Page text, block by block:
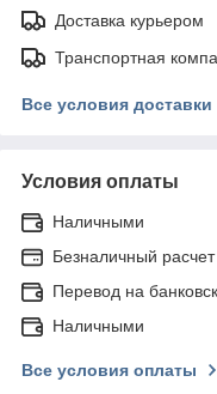
Доставка курьером
Транспортная
Все условия доставки
Условия оплаты
Наличными
Безналичный расчет
Перевод на
Наличными
Все условия оплаты